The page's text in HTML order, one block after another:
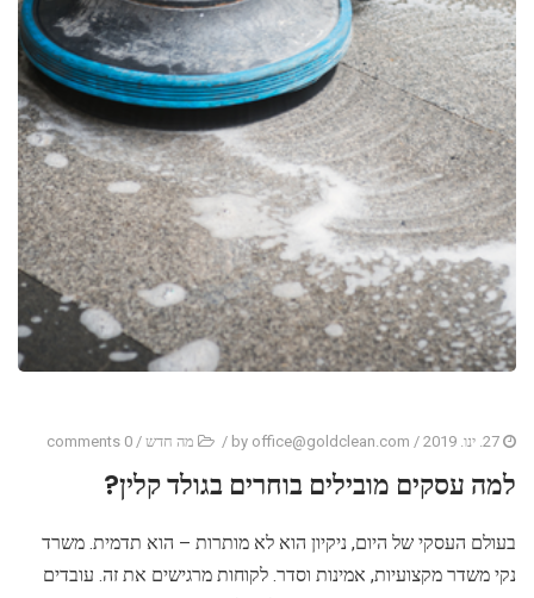
/ by
office@goldclean.com
/ מה חדש /
0 comments
למה עסקים מובילים בוחרים בגולד קלין?
בעולם העסקי של היום, ניקיון הוא לא מותרות – הוא תדמית. משרד
נקי משדר מקצועיות, אמינות וסדר. לקוחות מרגישים את זה. עובדים